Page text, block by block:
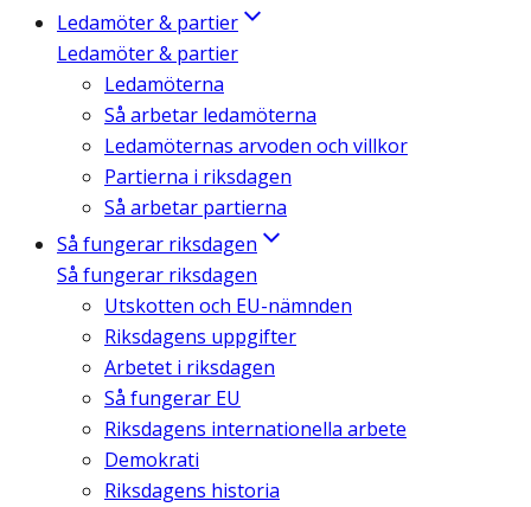
Ledamöter & partier
Ledamöter & partier
Ledamöterna
Så arbetar ledamöterna
Ledamöternas arvoden och villkor
Partierna i riksdagen
Så arbetar partierna
Så fungerar riksdagen
Så fungerar riksdagen
Utskotten och EU-nämnden
Riksdagens uppgifter
Arbetet i riksdagen
Så fungerar EU
Riksdagens internationella arbete
Demokrati
Riksdagens historia